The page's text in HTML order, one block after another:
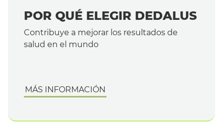
Empleo
Trabaja en Dedalus
Elige tu región
POR QUÉ ELEGIR DEDALUS
Contribuye a mejorar los resultados de
salud en el mundo
MÁS INFORMACIÓN